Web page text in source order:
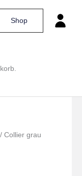
Shop
/ Collier grau